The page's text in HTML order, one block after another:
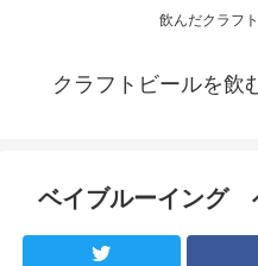
飲んだクラフ
クラフトビールを飲
ベイブルーイング